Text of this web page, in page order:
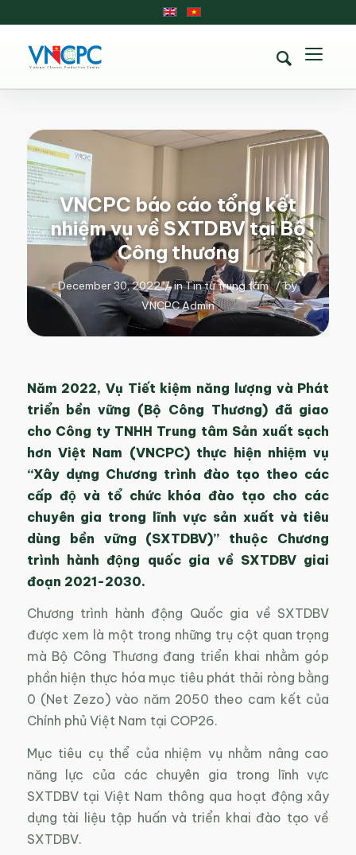
VNCPC báo cáo tổng kết
nhiệm vụ về SXTDBV tại Bộ
Công thương
December 30, 2022 / inTin từ trung tâm / by
VNCPC Admin
Năm 2022, Vụ Tiết kiệm năng lượng và Phát
triển bền vững (Bộ Công Thương) đã giao
cho Công ty TNHH Trung tâm Sản xuất sạch
hơn Việt Nam (VNCPC) thực hiện nhiệm vụ
“Xây dựng Chương trình đào tạo theo các
cấp độ và tổ chức khóa đào tạo cho các
chuyên gia trong lĩnh vực sản xuất và tiêu
dùng bền vững (SXTDBV)” thuộc Chương
trình hành động quốc gia về SXTDBV giai
đoạn 2021-2030.
Chương trình hành động Quốc gia về SXTDBV
được xem là một trong những trụ cột quan trọng
mà Bộ Công Thương đang triển khai nhằm góp
phần hiện thực hóa mục tiêu phát thải ròng bằng
0 (Net Zezo) vào năm 2050 theo cam kết của
Chính phủ Việt Nam tại COP26.
Mục tiêu cụ thể của nhiệm vụ nhằm nâng cao
năng lực của các chuyên gia trong lĩnh vực
SXTDBV tại Việt Nam thông qua hoạt động xây
dựng tài liệu tập huấn và triển khai đào tạo về
SXTDBV.